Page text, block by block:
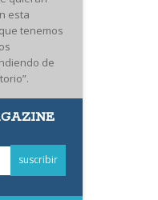
esta
tenemos
de